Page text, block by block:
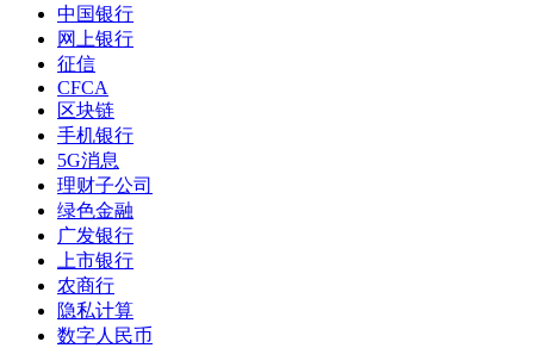
中国银行
网上银行
征信
CFCA
区块链
手机银行
5G消息
理财子公司
绿色金融
广发银行
上市银行
农商行
隐私计算
数字人民币